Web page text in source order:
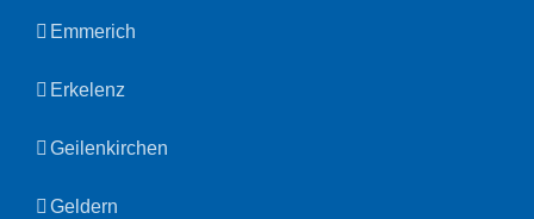
Emmerich
Erkelenz
Geilenkirchen
Geldern